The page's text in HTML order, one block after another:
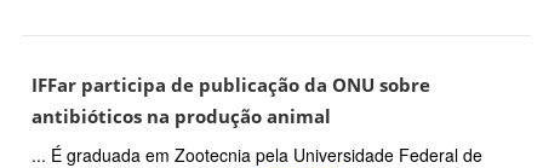
IFFar participa de publicação da ONU sobre
antibióticos na produção animal
... É graduada em Zootecnia pela Universidade Federal de